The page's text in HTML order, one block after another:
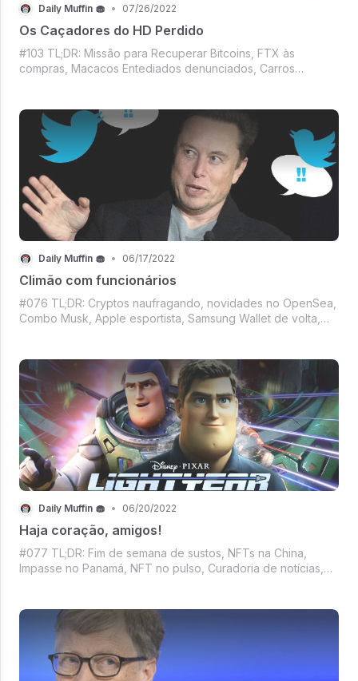
Daily Muffin 🧁 • 07/26/2022
Os Caçadores do HD Perdido
#103 TL;DR: Missão para Recuperar Bitcoins, FTX às
compras, Macacos Entediados denunciados, Carros
do amigo? O Daily Muffin de hoje está i
Daily Muffin 🧁 • 06/17/2022
Climão com funcionários
#076 TL;DR: Cryptos naufragando, novidades no OpenSea,
Combo Musk, Apple esportista, Samsung Wallet de volta,
DM de hoje. (Não vá esquece
Daily Muffin 🧁 • 06/20/2022
Haja coração, amigos!
#077 TL;DR: Fim de semana de sustos, NFTs na China,
Impasse no Panamá, NFT no pulso, Curadoria de notícias,